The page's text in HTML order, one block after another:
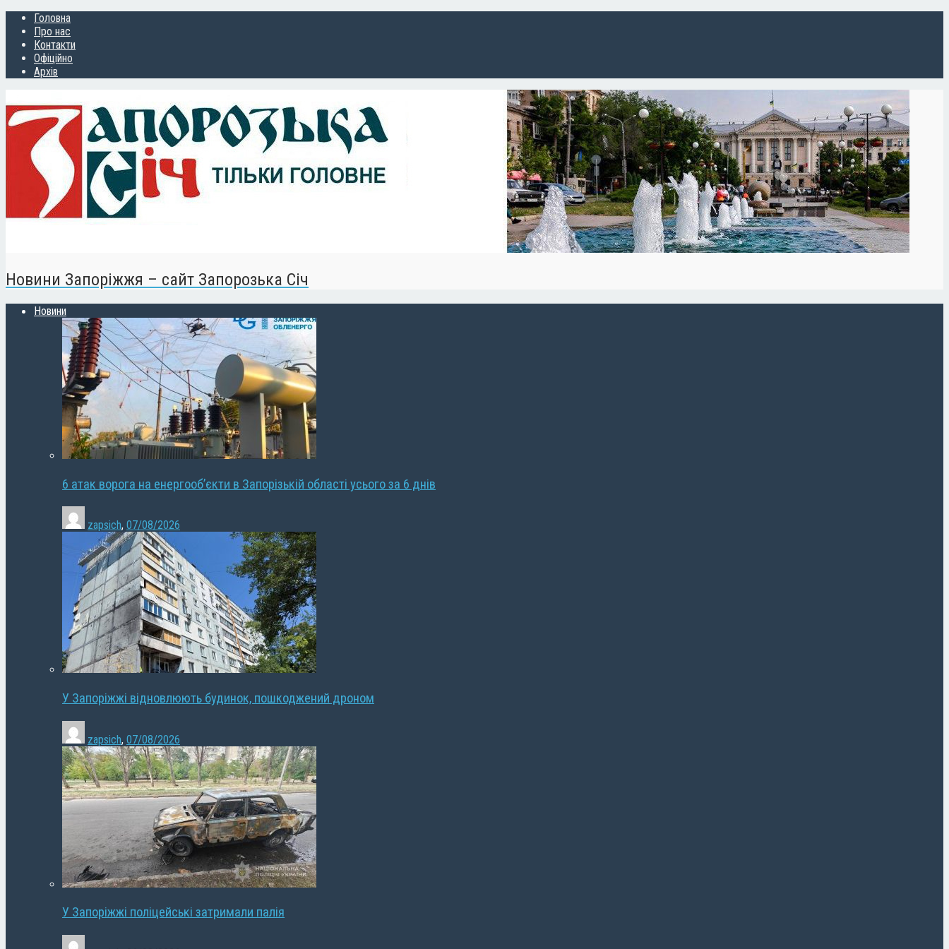
Головна
Про нас
Контакти
Офіційно
Архів
Новини Запоріжжя – сайт Запорозька Січ
Новини
6 атак ворога на енергооб’єкти в Запорізькій області усього за 6 днів
zapsich, 07/08/2026
У Запоріжжі відновлюють будинок, пошкоджений дроном
zapsich, 07/08/2026
У Запоріжжі поліцейські затримали палія